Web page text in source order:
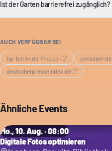
Ist der Garten barrierefrei zugänglich?
AUCH VERFÜGBAR BEI
tip-berlin.de· Magazin potsdam.de
deutscherpresseindex.de
Ähnliche Events
Mo., 10. Aug. · 08:00
Digitale Fotos optimieren